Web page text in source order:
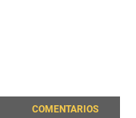
COMENTARIOS